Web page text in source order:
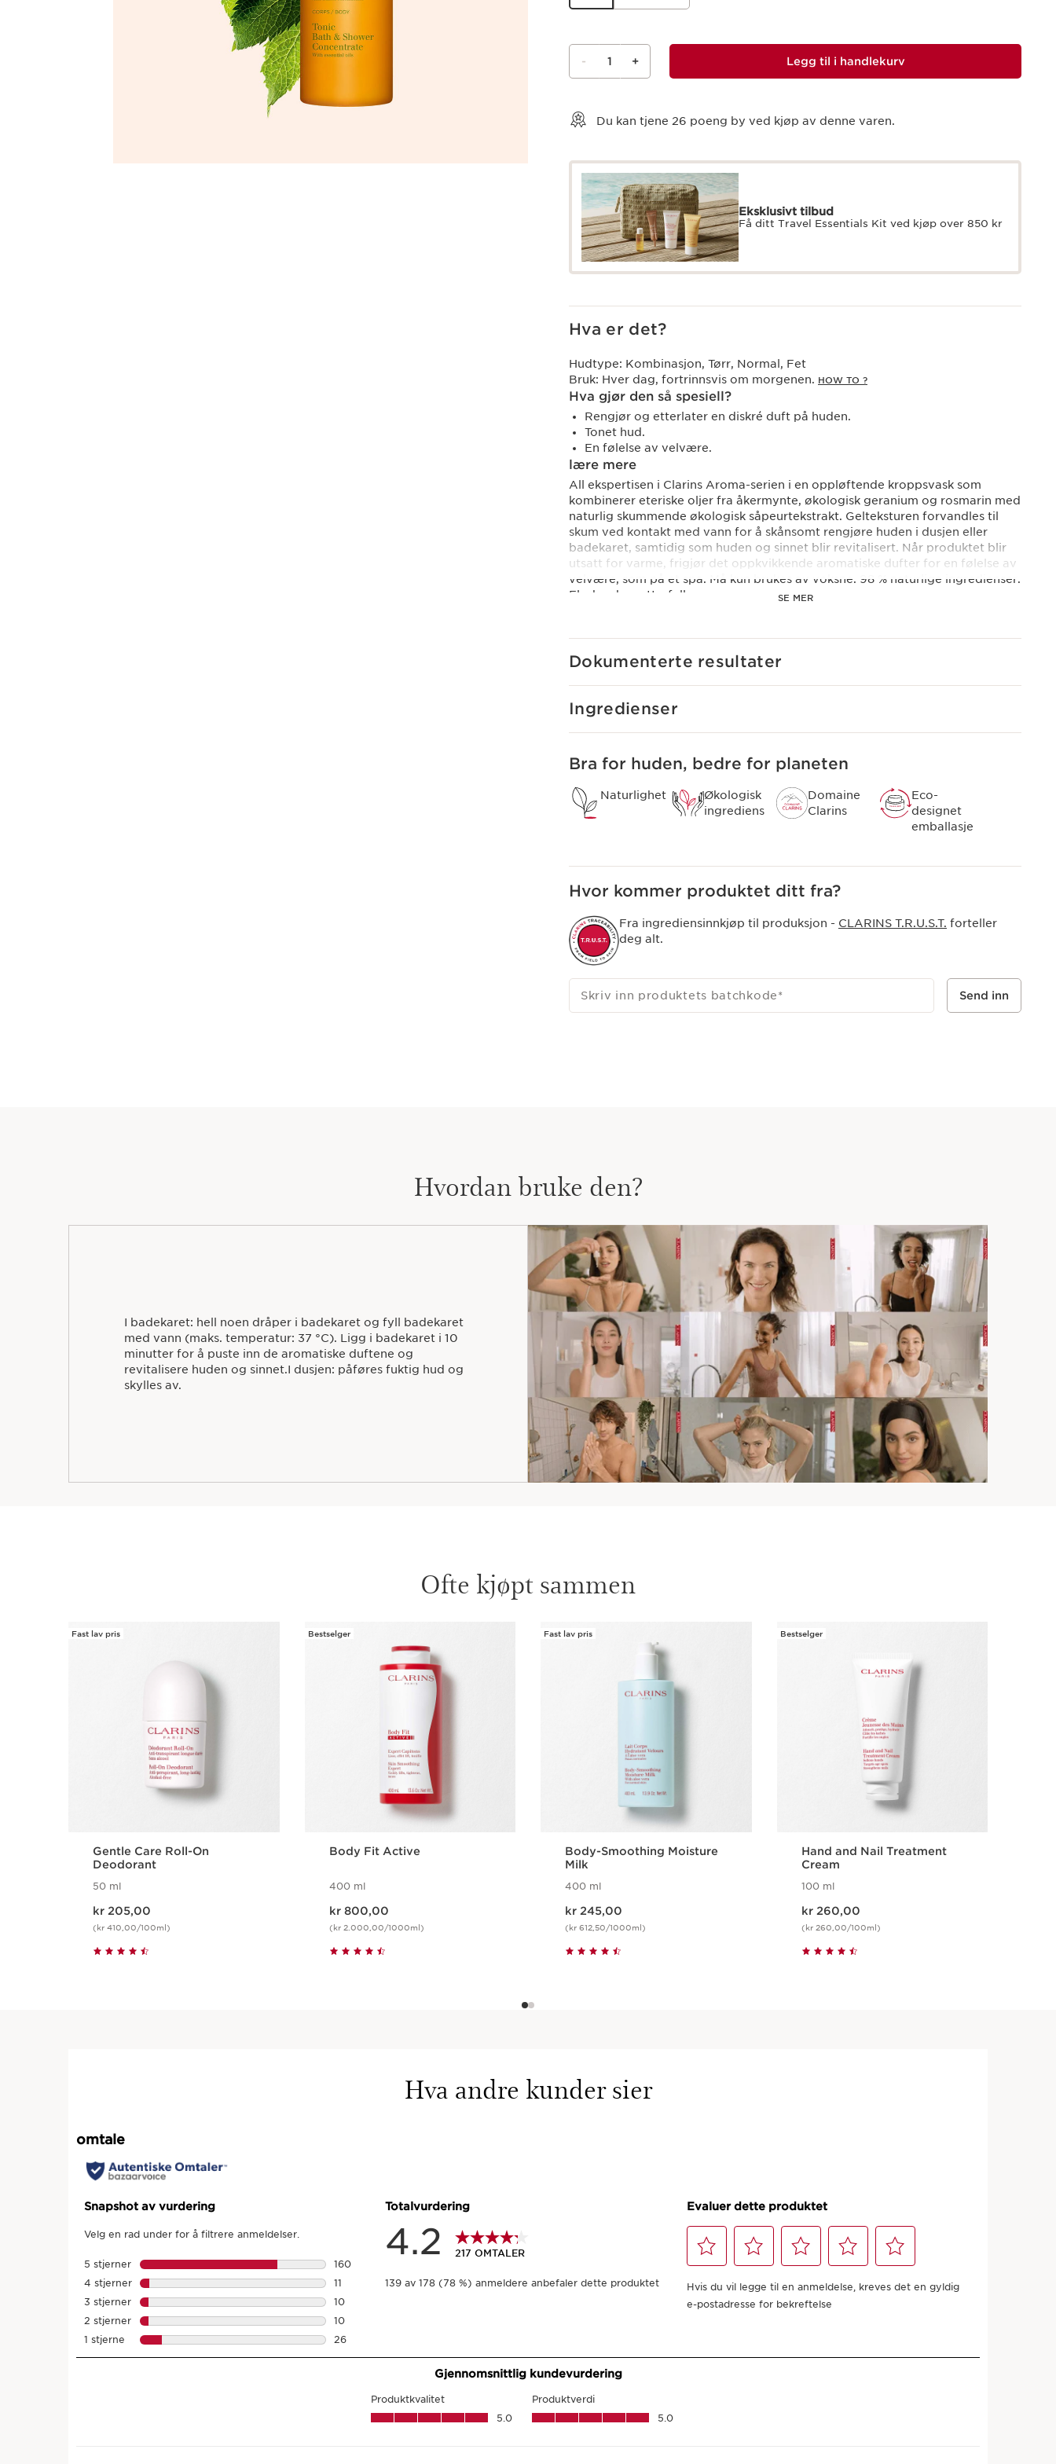
- 1 + Legg til i handlekurv
Du kan tjene 26 poeng by ved kjøp av denne varen.
Eksklusivt tilbud
Få ditt Travel Essentials Kit ved kjøp over 850 kr
Hva er det?
SE MER
Hudtype: Kombinasjon, Tørr, Normal, Fet
Bruk: Hver dag, fortrinnsvis om morgenen. HOW TO ?
Hva gjør den så spesiell?
Rengjør og etterlater en diskré duft på huden.
Tonet hud.
En følelse av velvære.
lære mere
All ekspertisen i Clarins Aroma-serien i en oppløftende kroppsvask som
kombinerer eteriske oljer fra åkermynte, økologisk geranium og rosmarin med
naturlig skummende økologisk såpeurtekstrakt. Gelteksturen forvandles til
skum ved kontakt med vann for å skånsomt rengjøre huden i dusjen eller
badekaret, samtidig som huden og sinnet blir revitalisert. Når produktet blir
utsatt for varme, frigjør det oppkvikkende aromatiske dufter for en følelse av
velvære, som på et spa. Må kun brukes av voksne. 98 % naturlige ingredienser.
Flasken kan etterfylles.
sensoriske som forrige generasjon.
Clarins AROMA hudpleieprodukter er konsentrerte formler, utviklet i Clarins
Institute og anerkjent siden 1954 for sin effektivitet på huden og sinnet.
Dokumenterte resultater
Ingredienser
Bra for huden, bedre for planeten
Naturlighet
Økologisk
ingrediens
Domaine
Clarins
Eco-
designet
emballasje
Hvor kommer produktet ditt fra?
Fra ingrediensinnkjøp til produksjon - CLARINS T.R.U.S.T. forteller
deg alt.
Skriv inn produktets batchkode* Send inn
Hvordan bruke den?
I badekaret: hell noen dråper i badekaret og fyll badekaret
med vann (maks. temperatur: 37 °C). Ligg i badekaret i 10
minutter for å puste inn de aromatiske duftene og
revitalisere huden og sinnet.I dusjen: påføres fuktig hud og
skylles av.
Ofte kjøpt sammen
HOPP TIL INNHOLD
Fast lav pris
Gentle Care Roll-On
Deodorant
50 ml
kr 205,00
(kr 410,00/100ml)
Hurtigvisning
Bestselger
Body Fit Active
400 ml
kr 800,00
(kr 2.000,00/1000ml)
Hurtigvisning
Fast lav pris
Body-Smoothing Moisture
Milk
400 ml
kr 245,00
(kr 612,50/1000ml)
Hurtigvisning
Bestselger
Hand and Nail Treatment
Cream
100 ml
kr 260,00
(kr 260,00/100ml)
Hurtigvisning
Hva andre kunder sier